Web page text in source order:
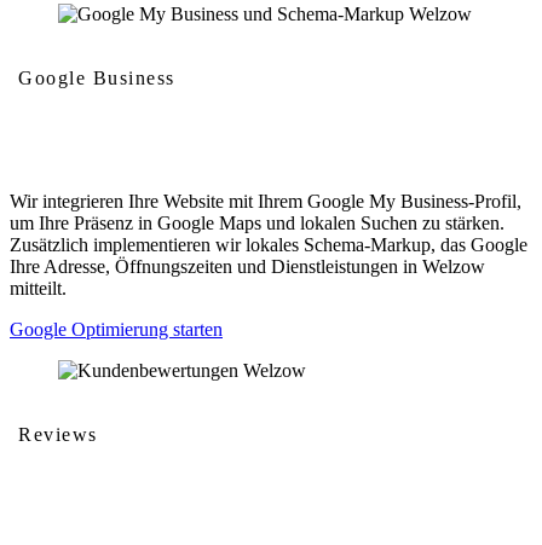
Google Business
Wir integrieren Ihre Website mit Ihrem Google My Business-Profil,
um Ihre Präsenz in Google Maps und lokalen Suchen zu stärken.
Zusätzlich implementieren wir lokales Schema-Markup, das Google
Ihre Adresse, Öffnungszeiten und Dienstleistungen in Welzow
mitteilt.
Google Optimierung starten
Reviews